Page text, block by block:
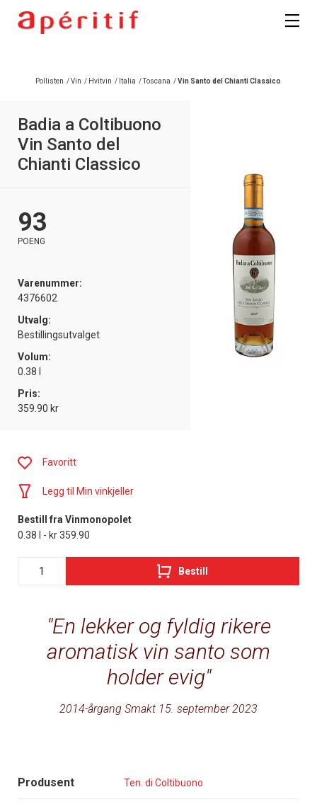
Pollisten /Vin / Hvitvin / Italia /Toscana /Vin Santo del Chianti Classico
Badia a Coltibuono
Vin Santo del
Chianti Classico
93
POENG
Varenummer:
4376602
Utvalg:
Bestillingsutvalget
Volum:
0.38 l
Pris:
359.90 kr
En lekker og fyldig rikere
aromatisk vin santo som
holder evig
2014-årgang Smakt 15. september 2023
Produsent Ten. di Coltibuono
Favoritt
Legg til Min vinkjeller
Bestill fra Vinmonopolet
0.38 l - kr 359.90
Bestill